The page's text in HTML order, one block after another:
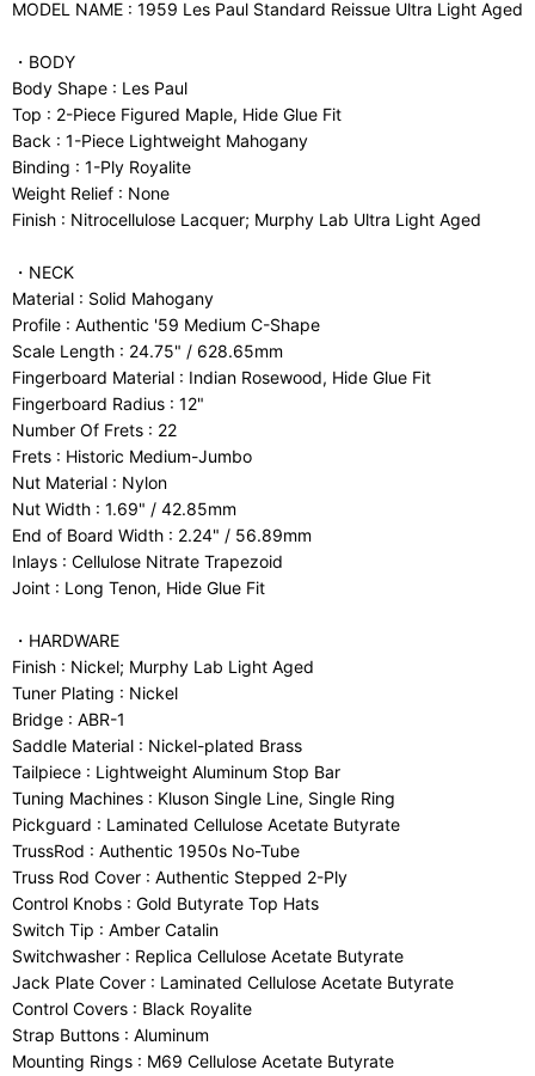
MODEL NAME : 1959 Les Paul Standard Reissue Ultra Light Aged
・BODY
Body Shape : Les Paul
Top : 2-Piece Figured Maple, Hide Glue Fit
Back : 1-Piece Lightweight Mahogany
Binding : 1-Ply Royalite
Weight Relief : None
Finish : Nitrocellulose Lacquer; Murphy Lab Ultra Light Aged
・NECK
Material : Solid Mahogany
Profile : Authentic '59 Medium C-Shape
Scale Length : 24.75" / 628.65mm
Fingerboard Material : Indian Rosewood, Hide Glue Fit
Fingerboard Radius : 12"
Number Of Frets : 22
Frets : Historic Medium-Jumbo
Nut Material : Nylon
Nut Width : 1.69" / 42.85mm
End of Board Width : 2.24" / 56.89mm
Inlays : Cellulose Nitrate Trapezoid
Joint : Long Tenon, Hide Glue Fit
・HARDWARE
Finish : Nickel; Murphy Lab Light Aged
Tuner Plating : Nickel
Bridge : ABR-1
Saddle Material : Nickel-plated Brass
Tailpiece : Lightweight Aluminum Stop Bar
Tuning Machines : Kluson Single Line, Single Ring
Pickguard : Laminated Cellulose Acetate Butyrate
TrussRod : Authentic 1950s No-Tube
Truss Rod Cover : Authentic Stepped 2-Ply
Control Knobs : Gold Butyrate Top Hats
Switch Tip : Amber Catalin
Switchwasher : Replica Cellulose Acetate Butyrate
Jack Plate Cover : Laminated Cellulose Acetate Butyrate
Control Covers : Black Royalite
Strap Buttons : Aluminum
Mounting Rings : M69 Cellulose Acetate Butyrate